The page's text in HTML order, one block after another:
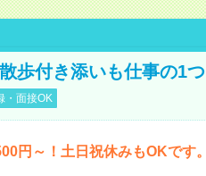
歩付き添いも仕事の1つ
・面接OK
円～！土日祝休みもOKです。